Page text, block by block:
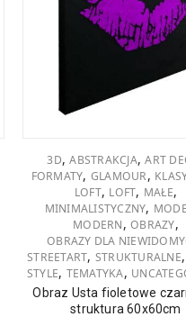
3D,ABSTRAKCJA,ART
FORMATY, GLAMOUR,
LOFT, LOFT, MAŁE,
MINIMALISTYCZNY,
MODERN,OBRAZY,
OBRAZY DLA
STREETART, STRUKTURALNE
STYLE, TEMATYKA,
Obraz Usta fioletowe
struktura 60x60cm